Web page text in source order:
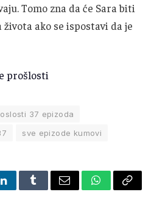
Tomo zna da će Sara biti
ako se ispostavi da je
prošlosti
37 epizoda
sve epizode kumovi
LinkedInTumblrEmail WhatsApp
Copy